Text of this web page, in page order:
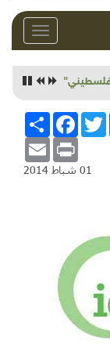
Toggle
... الخرنوب
انشر
FacebookTwitter
Email Print
01 شباط 2014